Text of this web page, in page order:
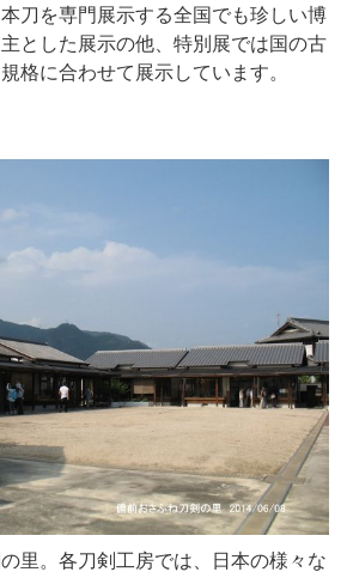
刀を専門展示する全国でも珍しい博
とした展示の他、特別展では国の古
格に合わせて展示しています。
里。各刀剣工房では、日本の様々な